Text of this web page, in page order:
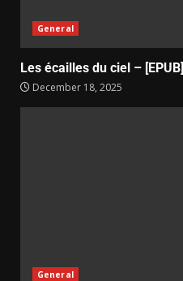
General
Les écailles du ciel – [EPUB]
December 18, 2025
General